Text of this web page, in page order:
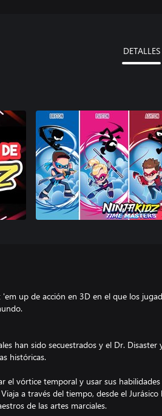
DETALLES
'em up de acción en 3D en el que los
han sido secuestrados y el Dr. Disaster
históricas.
el vórtice temporal y usar sus
a través del tiempo, desde el Jurásico
de las artes marciales.